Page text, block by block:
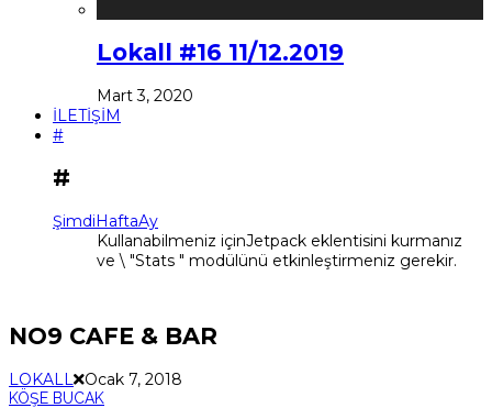
Lokall #16 11/12.2019
Mart 3, 2020
İLETİŞİM
#
#
ŞimdiHaftaAy
Kullanabilmeniz içinJetpack eklentisini kurmanız
ve \ "Stats " modülünü etkinleştirmeniz gerekir.
NO9 CAFE & BAR
LOKALL Ocak 7, 2018
KÖŞE BUCAK